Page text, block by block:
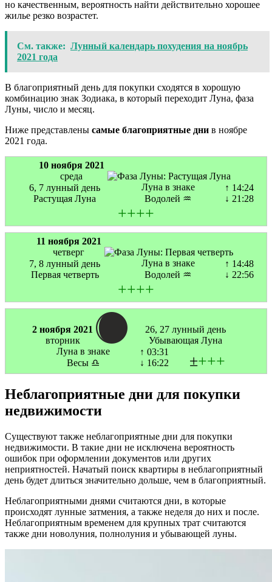
но качественным, вероятность найти действительно хорошее
жилье резко возрастет.
См. также: Лунный календарь похудения на ноябрь
2021 года
В благоприятный день для покупки сходятся в хорошую
комбинацию знак Зодиака, в который переходит Луна, фаза
Луны, число и месяц.
Ниже представлены самые благоприятные дни в ноябре
2021 года.
10 ноября 2021
среда
6, 7 лунный день
Растущая Луна
Луна в знаке
Водолей ♒
↑ 14:24
↓ 21:28
++++
11 ноября 2021
четверг
7, 8 лунный день
Первая четверть
Луна в знаке
Водолей ♒
↑ 14:48
↓ 22:56
++++
2 ноября 2021
вторник
26, 27 лунный день
Убывающая Луна
Луна в знаке
Весы ♎
↑ 03:31
↓ 16:22
±+++
Неблагоприятные дни для покупки
недвижимости
Существуют также неблагоприятные дни для покупки
недвижимости. В такие дни не исключена вероятность
ошибок при оформлении документов или других
неприятностей. Начатый поиск квартиры в неблагоприятный
день будет длиться значительно дольше, чем в благоприятный.
Неблагоприятными днями считаются дни, в которые
происходят лунные затмения, а также неделя до них и после.
Неблагоприятным временем для крупных трат считаются
также дни новолуния, полнолуния и убывающей луны.